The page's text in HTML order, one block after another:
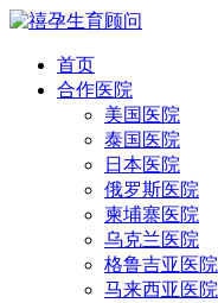
首页
合作医院
美国医院
泰国医院
日本医院
俄罗斯医院
柬埔寨医院
乌克兰医院
格鲁吉亚医院
马来西亚医院